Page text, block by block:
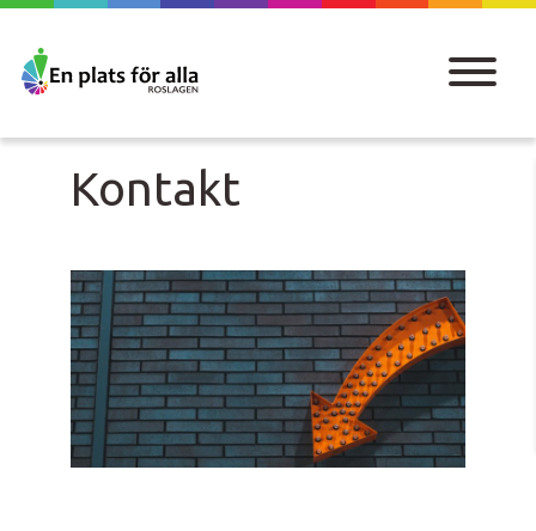
Kontakt